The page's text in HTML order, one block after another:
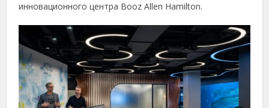
инновационного центра Booz Allen Hamilton.